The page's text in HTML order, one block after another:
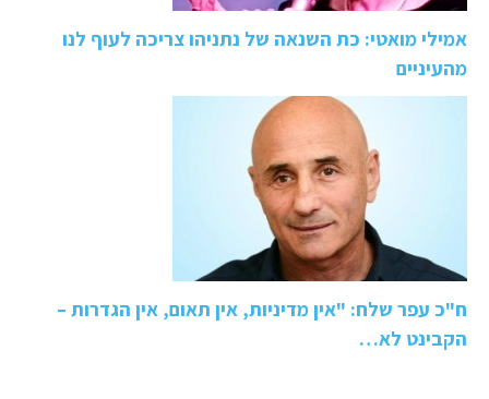
אמילי מואטי: כת השנאה של נתניהו צריכה לעוף לנו
מהעיניים
ח"כ עפר שלח: "אין מדיניות, אין תאום, אין הגדרות –
הקבינט לא…